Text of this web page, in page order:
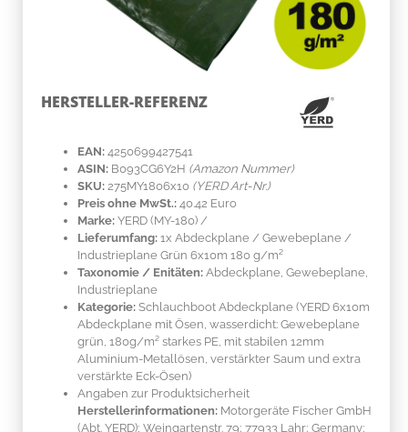
HERSTELLER-REFERENZ
EAN: 4250699427541
ASIN: B093CG6Y2H (Amazon Nummer)
SKU: 275MY1806x10 (YERD Art-Nr.)
Preis ohne MwSt.: 40.42 Euro
Marke: YERD (MY-180) /
Lieferumfang: 1x Abdeckplane / Gewebeplane /
Industrieplane Grün 6x10m 180 g/m²
Taxonomie / Enitäten: Abdeckplane, Gewebeplane,
Industrieplane
Kategorie: Schlauchboot Abdeckplane (YERD 6x10m
Abdeckplane mit Ösen, wasserdicht: Gewebeplane
grün, 180g/m² starkes PE, mit stabilen 12mm
Aluminium-Metallösen, verstärkter Saum und extra
verstärkte Eck-Ösen)
Angaben zur Produktsicherheit
Herstellerinformationen: Motorgeräte Fischer GmbH
(Abt. YERD); Weingartenstr. 79; 77933 Lahr; Germany;